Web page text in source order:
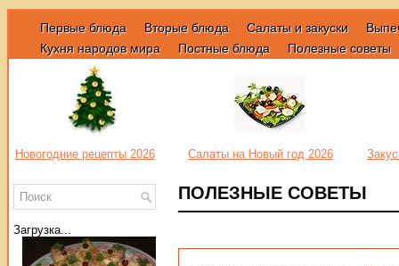
Первые блюда Вторые блюда Салаты и закуски
Кухня народов мира
Постные блюда Полезные советы
Новогодние рецепты 2026 Салаты на Новый год 2026
ПОЛЕЗНЫЕ СОВЕТЫ
Загрузка...